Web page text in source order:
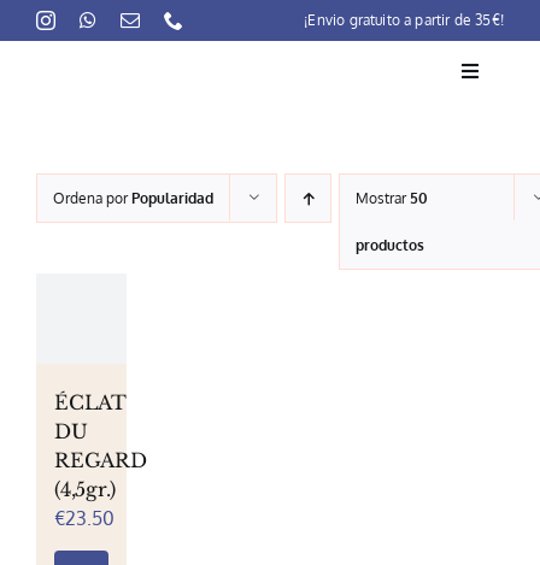
to
¡Envio gratuito a partir de 35€!
Toggle
La marca
Lait-Crème Concentré
Ordena porPopularidad Mostrar50
productos
ÉCLAT
DU
REGARD
(4,5gr.)
€23.50